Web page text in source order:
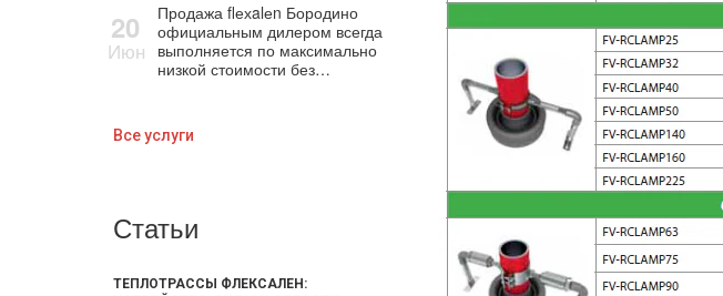
20
Июн
Продажа flехalеn Бородино
официальным дилером всегда
выполняется по максимально
низкой стоимости без…
Все услуги
Статьи
ТЕПЛОТРАССЫ ФЛЕКСАЛЕН: